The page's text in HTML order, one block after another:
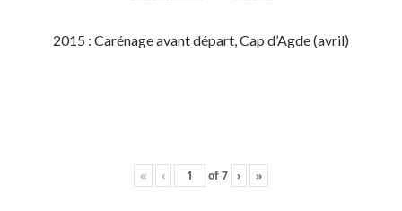
2015 : Carénage avant départ, Cap d’Agde (avril)
« ‹ of7 › »